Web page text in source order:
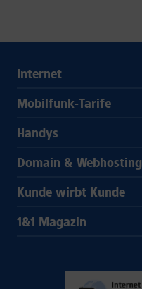
Internet
Mobilfunk-Tarife
Handys
Domain & Webhosting
Kunde wirbt Kunde
1&1 Magazin